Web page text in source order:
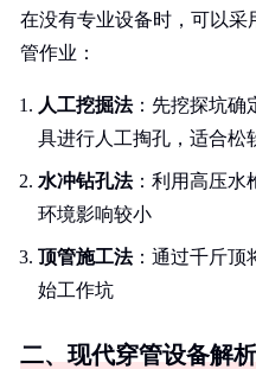
在没有专业设备时，可以采
管作业：
人工挖掘法：先挖探坑确
具进行人工掏孔，适合松
水冲钻孔法：利用高压水
环境影响较小
顶管施工法：通过千斤顶
始工作坑
二、现代穿管设备解析